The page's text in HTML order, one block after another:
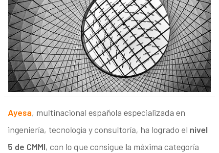
Ayesa, multinacional española especializada en
ingeniería, tecnología y consultoría, ha logrado el nivel
5 de CMMI, con lo que consigue la máxima categoría